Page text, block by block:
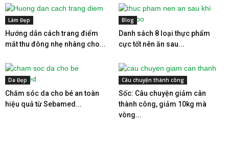
Làm Đẹp
Hướng dẫn cách trang điểm
mắt thu đông nhẹ nhàng cho...
Blog
Danh sách 8 loại thực phẩm
cực tốt nên ăn sau...
Da Đẹp
Chăm sóc da cho bé an toàn
hiệu quả từ Sebamed...
Câu chuyện thành công
Sốc: Câu chuyện giảm cân
thành công, giảm 10kg mà
vòng...